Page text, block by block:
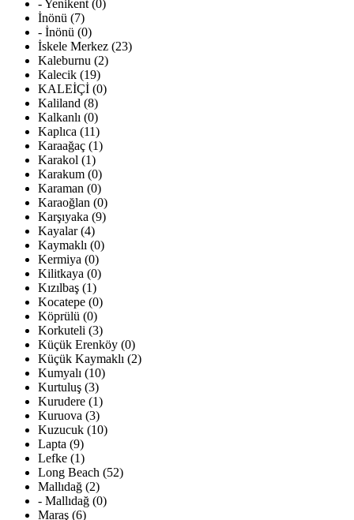
- Yenikent (0)
İnönü (7)
- İnönü (0)
İskele Merkez (23)
Kaleburnu (2)
Kalecik (19)
KALEİÇİ (0)
Kaliland (8)
Kalkanlı (0)
Kaplıca (11)
Karaağaç (1)
Karakol (1)
Karakum (0)
Karaman (0)
Karaoğlan (0)
Karşıyaka (9)
Kayalar (4)
Kaymaklı (0)
Kermiya (0)
Kilitkaya (0)
Kızılbaş (1)
Kocatepe (0)
Köprülü (0)
Korkuteli (3)
Küçük Erenköy (0)
Küçük Kaymaklı (2)
Kumyalı (10)
Kurtuluş (3)
Kurudere (1)
Kuruova (3)
Kuzucuk (10)
Lapta (9)
Lefke (1)
Long Beach (52)
Mallıdağ (2)
- Mallıdağ (0)
Maraş (6)